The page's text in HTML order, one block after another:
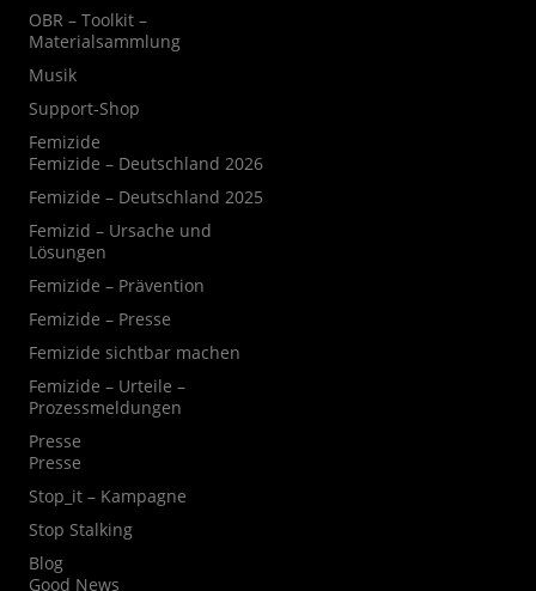
OBR – Toolkit –
Materialsammlung
Musik
Support-Shop
Femizide
Femizide – Deutschland 2026
Femizide – Deutschland 2025
Femizid – Ursache und
Lösungen
Femizide – Prävention
Femizide – Presse
Femizide sichtbar machen
Femizide – Urteile –
Prozessmeldungen
Presse
Presse
Stop_it – Kampagne
Stop Stalking
Blog
Good News